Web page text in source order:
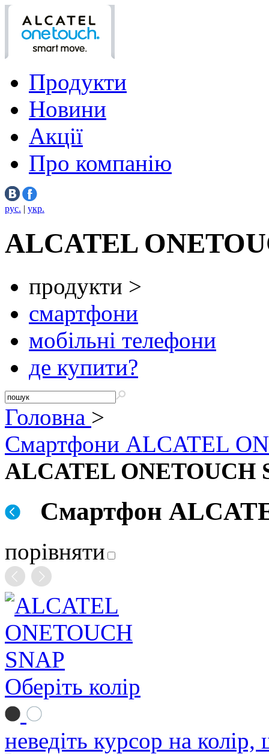
Продукти
Новини
Акції
Про компанію
рус. | укр.
ALCATEL
продукти >
смартфони
мобільні телефони
де купити?
Головна >
Смартфони ALCATEL
ALCATEL ONETOUCH
Смартфон
порівняти
Оберіть колір
неведіть курсор на